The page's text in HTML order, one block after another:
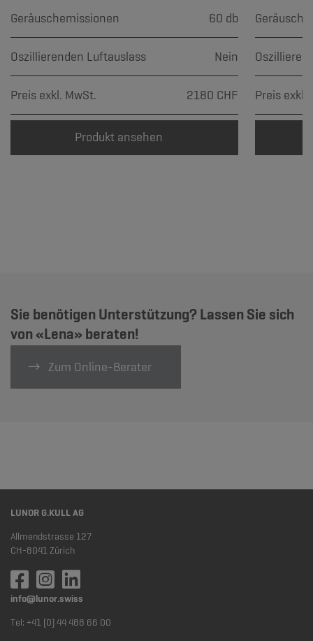
Geräuschemissionen 60 db
Oszillierenden Luftauslass Nein
Preis exkl. MwSt. 2180 CHF
Produkt ansehen
Preis exkl.
Sie benötigen Unterstützung? Lassen Sie sich
von «Lena» beraten!
Zum Online-Berater
LUNOR G.KULL AG
Allmendstrasse 127
CH-8041 Zürich
info@lunor.swiss
Tel: +41 (0) 44 488 66 00